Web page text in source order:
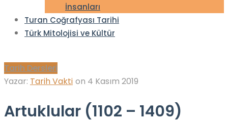
İnsanları
Turan Coğrafyası Tarihi
Türk Mitolojisi ve Kültür
Tarih Dersleri
Yazar: Tarih Vakti on 4 Kasım 2019
Artuklular (1102 – 1409)